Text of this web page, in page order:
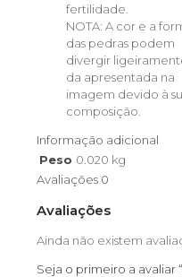
fertilidade.
NOTA: A cor e a
das pedras podem
divergir
da apresentada na
imagem devido à
composição.
Informação adicional
Peso 0.020 kg
Avaliações 0
Avaliações
Ainda não existem
Seja o primeiro a avaliar